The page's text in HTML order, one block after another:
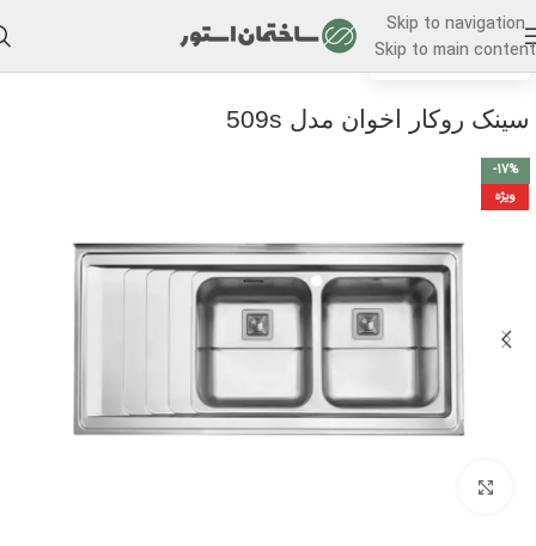
Skip to navigation
Skip to main content
خانه/سینک ظرفشویی
سینک روکار اخوان مدل 509s
-17%
ویژه